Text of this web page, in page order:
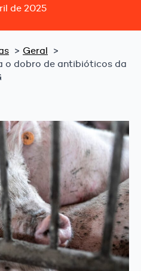
de 2025
Geral
o dobro de antibióticos da